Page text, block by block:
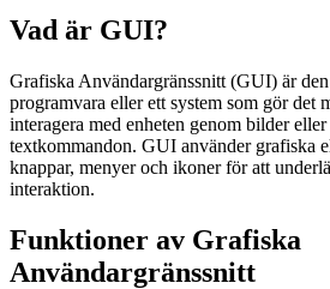
Vad är GUI?
Grafiska Användargränssnitt (GUI) är
programvara eller ett system som gör det
interagera med enheten genom bilder
textkommandon. GUI använder grafiska
knappar, menyer och ikoner för att
interaktion.
Funktioner av Grafiska
Användargränssnitt